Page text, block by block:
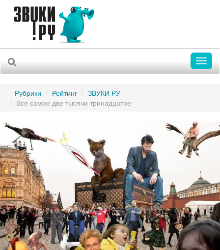
Рубрики Рейтинг
ЗВУКИ РУ
Все самое две тысячи тринадцатое